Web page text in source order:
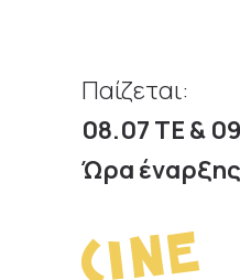
Παίζεται:
08.07 ΤΕ &
Ώρα